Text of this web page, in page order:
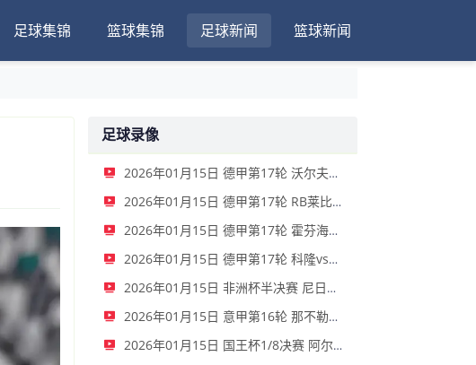
足球集锦 篮球集锦 足球新闻 篮球新闻
足球录像
2026年01月15日 德甲第17轮 沃尔夫斯堡vs圣保利 全场录像
2026年01月15日 德甲第17轮 RB莱比锡vs弗赖堡 全场录像
2026年01月15日 德甲第17轮 霍芬海姆vs门兴 全场录像
2026年01月15日 德甲第17轮 科隆vs拜仁慕尼黑 全场录像
2026年01月15日 非洲杯半决赛 尼日利亚vs摩洛哥 全场录像
2026年01月15日 意甲第16轮 那不勒斯vs帕尔马 全场录像
2026年01月15日 国王杯1/8决赛 阿尔瓦塞特vs皇家马德里 全场录像